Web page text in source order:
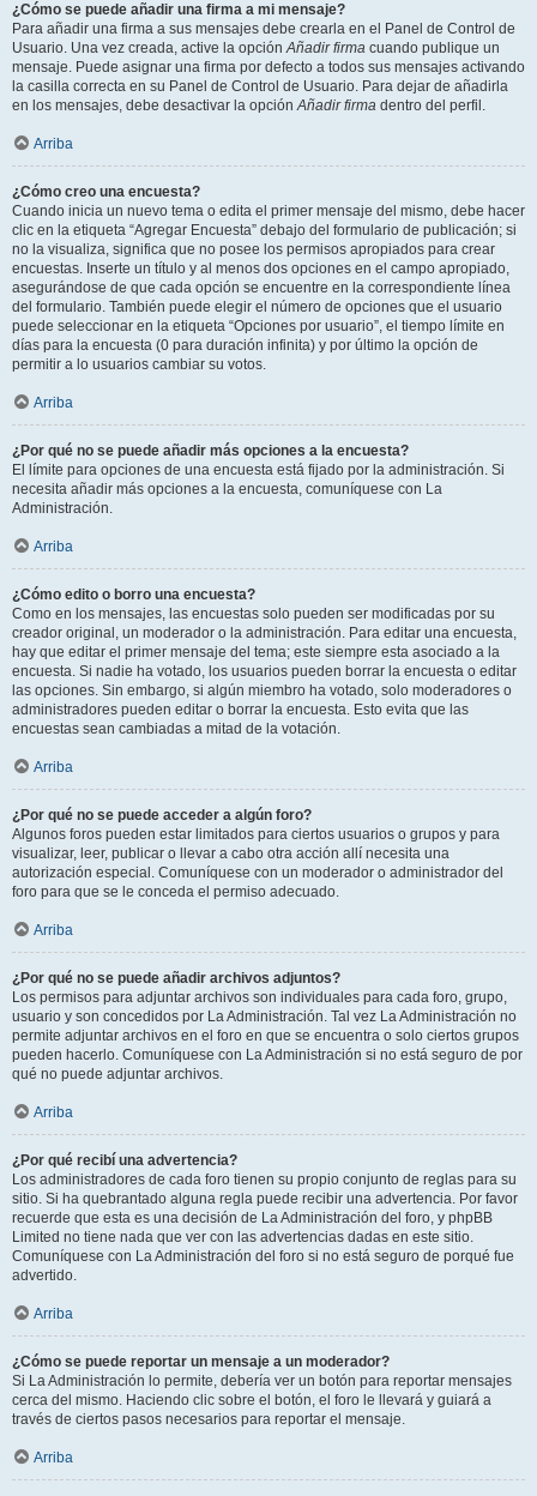
¿Cómo se puede añadir una firma a mi mensaje?
Para añadir una firma a sus mensajes debe crearla en el Panel de Control de
Usuario. Una vez creada, active la opciónAñadir firma cuando publique un
mensaje. Puede asignar una firma por defecto a todos sus mensajes activando
la casilla correcta en su Panel de Control de Usuario. Para dejar de añadirla
en los mensajes, debe desactivar la opciónAñadir firma dentro del perfil.
Arriba
¿Cómo creo una encuesta?
Cuando inicia un nuevo tema o edita el primer mensaje del mismo, debe hacer
clic en la etiqueta “Agregar Encuesta” debajo del formulario de publicación; si
no la visualiza, significa que no posee los permisos apropiados para crear
encuestas. Inserte un título y al menos dos opciones en el campo apropiado,
asegurándose de que cada opción se encuentre en la correspondiente línea
del formulario. También puede elegir el número de opciones que el usuario
puede seleccionar en la etiqueta “Opciones por usuario”, el tiempo límite en
días para la encuesta (0 para duración infinita) y por último la opción de
permitir a lo usuarios cambiar su votos.
Arriba
¿Por qué no se puede añadir más opciones a la encuesta?
El límite para opciones de una encuesta está fijado por la administración. Si
necesita añadir más opciones a la encuesta, comuníquese con La
Administración.
Arriba
¿Cómo edito o borro una encuesta?
Como en los mensajes, las encuestas solo pueden ser modificadas por su
creador original, un moderador o la administración. Para editar una encuesta,
hay que editar el primer mensaje del tema; este siempre esta asociado a la
encuesta. Si nadie ha votado, los usuarios pueden borrar la encuesta o editar
las opciones. Sin embargo, si algún miembro ha votado, solo moderadores o
administradores pueden editar o borrar la encuesta. Esto evita que las
encuestas sean cambiadas a mitad de la votación.
Arriba
¿Por qué no se puede acceder a algún foro?
Algunos foros pueden estar limitados para ciertos usuarios o grupos y para
visualizar, leer, publicar o llevar a cabo otra acción allí necesita una
autorización especial. Comuníquese con un moderador o administrador del
foro para que se le conceda el permiso adecuado.
Arriba
¿Por qué no se puede añadir archivos adjuntos?
Los permisos para adjuntar archivos son individuales para cada foro, grupo,
usuario y son concedidos por La Administración. Tal vez La Administración no
permite adjuntar archivos en el foro en que se encuentra o solo ciertos grupos
pueden hacerlo. Comuníquese con La Administración si no está seguro de por
qué no puede adjuntar archivos.
Arriba
¿Por qué recibí una advertencia?
Los administradores de cada foro tienen su propio conjunto de reglas para su
sitio. Si ha quebrantado alguna regla puede recibir una advertencia. Por favor
recuerde que esta es una decisión de La Administración del foro, y phpBB
Limited no tiene nada que ver con las advertencias dadas en este sitio.
Comuníquese con La Administración del foro si no está seguro de porqué fue
advertido.
Arriba
¿Cómo se puede reportar un mensaje a un moderador?
Si La Administración lo permite, debería ver un botón para reportar mensajes
cerca del mismo. Haciendo clic sobre el botón, el foro le llevará y guiará a
través de ciertos pasos necesarios para reportar el mensaje.
Arriba